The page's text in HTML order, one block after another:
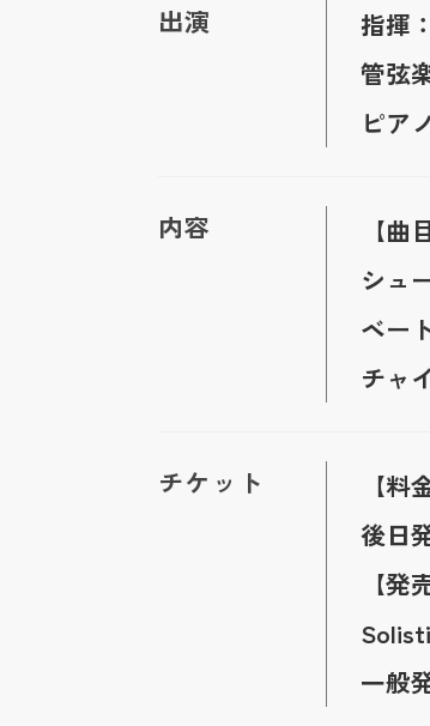
出演
指揮
管弦
ピア
内容
【曲
シュ
ベー
チャ
チケット
【料
後日
【発
一般